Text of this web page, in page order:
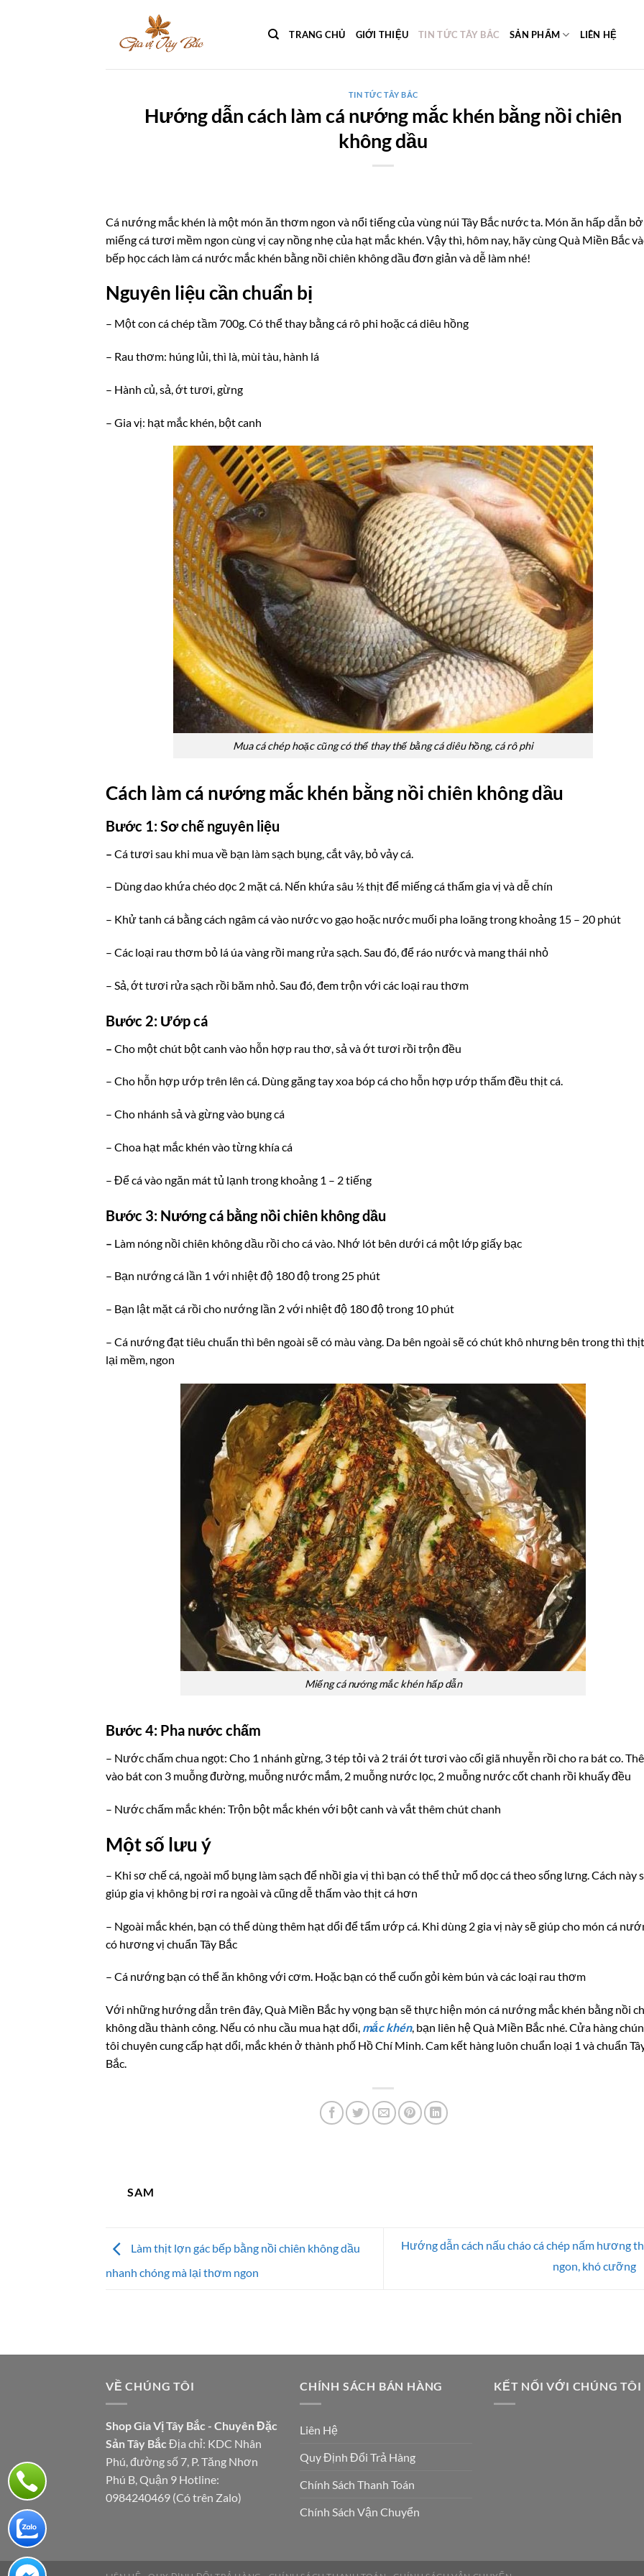
TRANG CHỦ GIỚI THIỆU TIN TỨC TÂY BẮC SẢN PHẨM LIÊN HỆ
TIN TỨC TÂY BẮC
Hướng dẫn cách làm cá nướng mắc khén bằng nồi chiên
không dầu
Cá nướng mắc khén là một món ăn thơm ngon và nổi tiếng của vùng núi Tây Bắc nước ta. Món ăn hấp dẫn
miếng cá tươi mềm ngon cùng vị cay nồng nhẹ của hạt mắc khén. Vậy thì, hôm nay, hãy cùng Quà Miền Bắc
bếp học cách làm cá nước mắc khén bằng nồi chiên không dầu đơn giản và dễ làm nhé!
Nguyên liệu cần chuẩn bị
– Một con cá chép tầm 700g. Có thể thay bằng cá rô phi hoặc cá diêu hồng
– Rau thơm: húng lủi, thì là, mùi tàu, hành lá
– Hành củ, sả, ớt tươi, gừng
– Gia vị: hạt mắc khén, bột canh
Mua cá chép hoặc cũng có thể thay thế bằng cá diêu hồng, cá rô phi
Cách làm cá nướng mắc khén bằng nồi chiên không dầu
Bước 1: Sơ chế nguyên liệu
– Cá tươi sau khi mua về bạn làm sạch bụng, cắt vây, bỏ vảy cá.
– Dùng dao khứa chéo dọc 2 mặt cá. Nến khứa sâu ½ thịt để miếng cá thấm gia vị và dễ chín
– Khử tanh cá bằng cách ngâm cá vào nước vo gạo hoặc nước muối pha loãng trong khoảng 15 – 20 phút
– Các loại rau thơm bỏ lá úa vàng rồi mang rửa sạch. Sau đó, để ráo nước và mang thái nhỏ
– Sả, ớt tươi rửa sạch rồi băm nhỏ. Sau đó, đem trộn với các loại rau thơm
Bước 2: Ướp cá
– Cho một chút bột canh vào hỗn hợp rau thơ, sả và ớt tươi rồi trộn đều
– Cho hỗn hợp ướp trên lên cá. Dùng găng tay xoa bóp cá cho hỗn hợp ướp thấm đều thịt cá.
– Cho nhánh sả và gừng vào bụng cá
– Choa hạt mắc khén vào từng khía cá
– Để cá vào ngăn mát tủ lạnh trong khoảng 1 – 2 tiếng
Bước 3: Nướng cá bằng nồi chiên không dầu
– Làm nóng nồi chiên không dầu rồi cho cá vào. Nhớ lót bên dưới cá một lớp giấy bạc
– Bạn nướng cá lần 1 với nhiệt độ 180 độ trong 25 phút
– Bạn lật mặt cá rồi cho nướng lần 2 với nhiệt độ 180 độ trong 10 phút
– Cá nướng đạt tiêu chuẩn thì bên ngoài sẽ có màu vàng. Da bên ngoài sẽ có chút khô nhưng bên trong thì
lại mềm, ngon
Miếng cá nướng mắc khén hấp dẫn
Bước 4: Pha nước chấm
– Nước chấm chua ngọt: Cho 1 nhánh gừng, 3 tép tỏi và 2 trái ớt tươi vào cối giã nhuyễn rồi cho ra bát co.
vào bát con 3 muỗng đường, muỗng nước mắm, 2 muỗng nước lọc, 2 muỗng nước cốt chanh rồi khuấy đều
– Nước chấm mắc khén: Trộn bột mắc khén với bột canh và vắt thêm chút chanh
Một số lưu ý
– Khi sơ chế cá, ngoài mổ bụng làm sạch để nhồi gia vị thì bạn có thể thử mổ dọc cá theo sống lưng. Cách này
giúp gia vị không bị rơi ra ngoài và cũng dễ thấm vào thịt cá hơn
– Ngoài mắc khén, bạn có thể dùng thêm hạt dổi để tẩm ướp cá. Khi dùng 2 gia vị này sẽ giúp cho món cá
có hương vị chuẩn Tây Bắc
– Cá nướng bạn có thể ăn không với cơm. Hoặc bạn có thể cuốn gỏi kèm bún và các loại rau thơm
Với những hướng dẫn trên đây, Quà Miền Bắc hy vọng bạn sẽ thực hiện món cá nướng mắc khén bằng nồi
không dầu thành công. Nếu có nhu cầu mua hạt dổi, mắc khén, bạn liên hệ Quà Miền Bắc nhé. Cửa hàng
tôi chuyên cung cấp hạt dổi, mắc khén ở thành phố Hồ Chí Minh. Cam kết hàng luôn chuẩn loại 1 và chuẩn
Bắc.
SAM
Làm thịt lợn gác bếp bằng nồi chiên không dầu
nhanh chóng mà lại thơm ngon
Hướng dẫn cách nấu cháo cá chép nấm hương
ngon, khó cưỡng
VỀ CHÚNG TÔI
Shop Gia Vị Tây Bắc - Chuyên Đặc
Sản Tây Bắc Địa chỉ: KDC Nhân
Phú, đường số 7, P. Tăng Nhơn
Phú B, Quận 9 Hotline:
0984240469 (Có trên Zalo)
CHÍNH SÁCH BÁN HÀNG
Liên Hệ
Quy Định Đổi Trả Hàng
Chính Sách Thanh Toán
Chính Sách Vận Chuyển
KẾT NỐI VỚI CHÚNG TÔI